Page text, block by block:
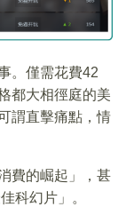
。僅需花費42
都大相徑庭的美
謂直擊痛點，情
費的崛起」，甚
科幻片」。